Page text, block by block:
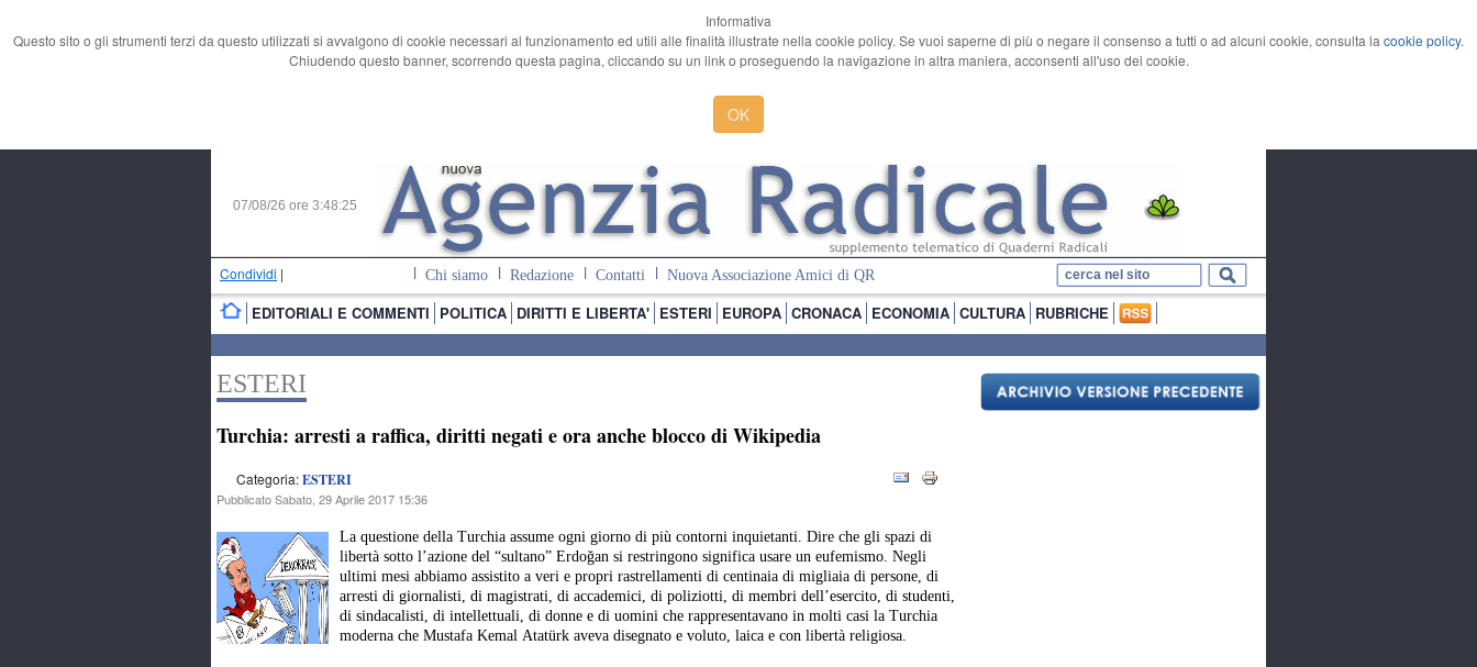
Informativa
Questo sito o gli strumenti terzi da questo utilizzati si avvalgono di cookie necessari al funzionamento ed utili alle finalità illustrate nella cookie policy. Se vuoi saperne di più o negare il consenso a tutti o ad alcuni cookie, consulta la cookie policy.
Chiudendo questo banner, scorrendo questa pagina, cliccando su un link o proseguendo la navigazione in altra maniera, acconsenti all'uso dei cookie.
OK
07/08/26 ore 3:48:26
Condividi | Chi siamo Redazione Contatti Nuova Associazione Amici di QR
EDITORIALI E COMMENTI POLITICA DIRITTI E LIBERTA' ESTERI EUROPA CRONACA ECONOMIA CULTURA RUBRICHE
ESTERI
Turchia: arresti a raffica, diritti negati e ora anche blocco di Wikipedia
Categoria:ESTERI
Pubblicato Sabato, 29 Aprile 2017 15:36
La questione della Turchia assume ogni giorno di più contorni inquietanti. Dire che gli spazi di
libertà sotto l’azione del “sultano” Erdoğan si restringono significa usare un eufemismo. Negli
ultimi mesi abbiamo assistito a veri e propri rastrellamenti di centinaia di migliaia di persone, di
arresti di giornalisti, di magistrati, di accademici, di poliziotti, di membri dell’esercito, di studenti,
di sindacalisti, di intellettuali, di donne e di uomini che rappresentavano in molti casi la Turchia
moderna che Mustafa Kemal Atatürk aveva disegnato e voluto, laica e con libertà religiosa.